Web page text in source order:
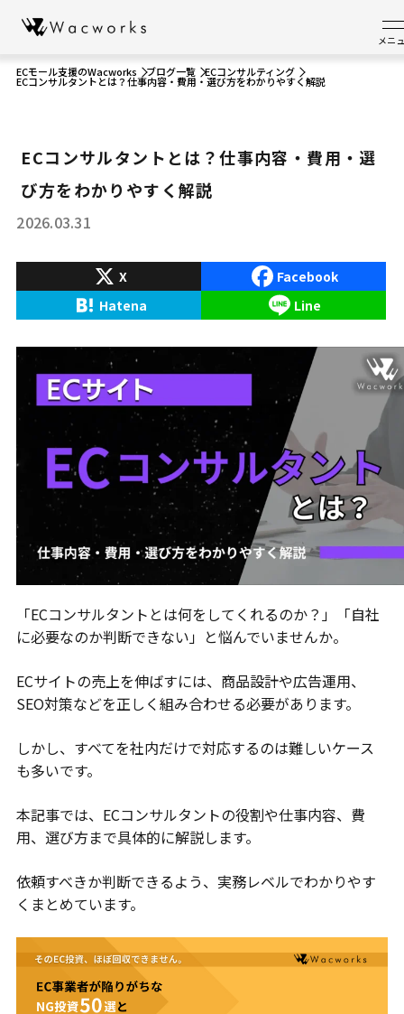
メニ
ECモール支援のWacworks ブログ一覧 ECコンサルティング
ECコンサルタントとは？仕事内容・費用・選び方をわかりやすく解説
ECコンサルタントとは？仕事内容・費用・選
び方をわかりやすく解説
2026.03.31
X
Facebook
Hatena
Line
「ECコンサルタントとは何をしてくれるのか？」「自社
に必要なのか判断できない」と悩んでいませんか。
ECサイトの売上を伸ばすには、商品設計や広告運用、
SEO対策などを正しく組み合わせる必要があります。
しかし、すべてを社内だけで対応するのは難しいケース
も多いです。
本記事では、ECコンサルタントの役割や仕事内容、費
用、選び方まで具体的に解説します。
依頼すべきか判断できるよう、実務レベルでわかりやす
くまとめています。